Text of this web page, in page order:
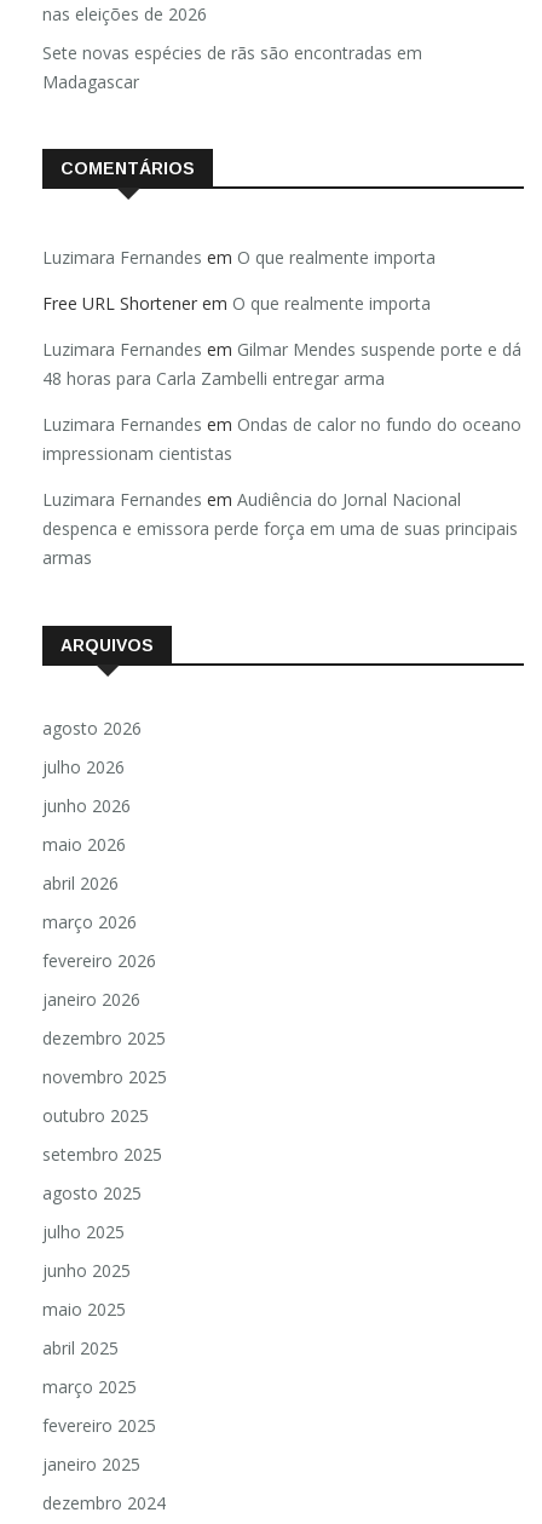
nas eleições de 2026
Sete novas espécies de rãs são encontradas em
Madagascar
COMENTÁRIOS
Luzimara Fernandes em O que realmente importa
Free URL Shortener em O que realmente importa
Luzimara Fernandes em Gilmar Mendes suspende porte e dá
48 horas para Carla Zambelli entregar arma
Luzimara Fernandes em Ondas de calor no fundo do oceano
impressionam cientistas
Luzimara Fernandes em Audiência do Jornal Nacional
despenca e emissora perde força em uma de suas principais
armas
ARQUIVOS
agosto 2026
julho 2026
junho 2026
maio 2026
abril 2026
março 2026
fevereiro 2026
janeiro 2026
dezembro 2025
novembro 2025
outubro 2025
setembro 2025
agosto 2025
julho 2025
junho 2025
maio 2025
abril 2025
março 2025
fevereiro 2025
janeiro 2025
dezembro 2024